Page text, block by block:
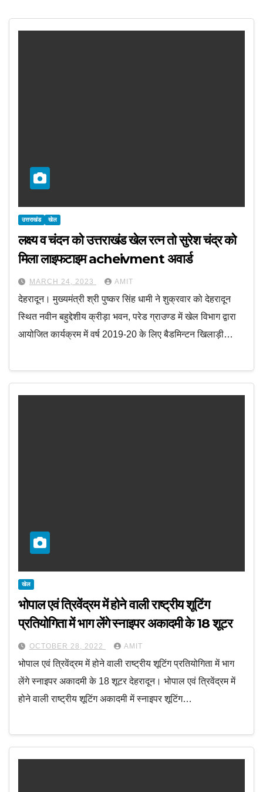
उत्तराखंड खेल
लक्ष्य व चंदन को उत्तराखंड खेल रत्न तो सुरेश चंद्र को
मिला लाइफटाइम acheivment अवार्ड
MARCH 24, 2023 AMIT
देहरादून। मुख्यमंत्री श्री पुष्कर सिंह धामी ने शुक्रवार को देहरादून
स्थित नवीन बहुद्देशीय क्रीड़ा भवन, परेड ग्राउण्ड में खेल विभाग द्वारा
आयोजित कार्यक्रम में वर्ष 2019-20 के लिए बैडमिन्टन खिलाड़ी…
खेल
भोपाल एवं त्रिवेंद्रम में होने वाली राष्ट्रीय शूटिंग
प्रतियोगिता में भाग लेंगे स्नाइपर अकादमी के 18 शूटर
OCTOBER 28, 2022 AMIT
भोपाल एवं त्रिवेंद्रम में होने वाली राष्ट्रीय शूटिंग प्रतियोगिता में भाग
लेंगे स्नाइपर अकादमी के 18 शूटर देहरादून। भोपाल एवं त्रिवेंद्रम में
होने वाली राष्ट्रीय शूटिंग अकादमी में स्नाइपर शूटिंग…